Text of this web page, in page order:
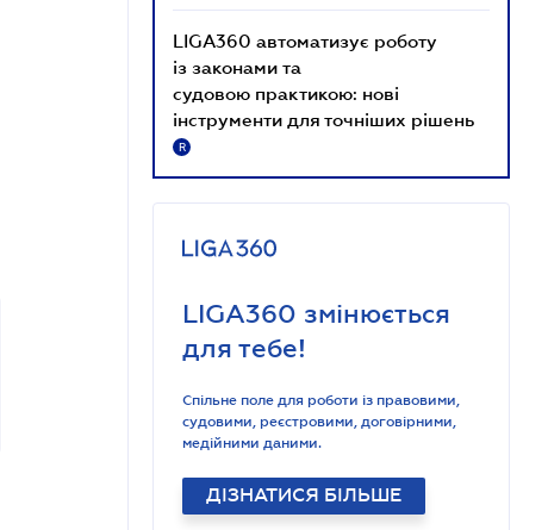
LIGA360 автоматизує роботу
із законами та
судовою практикою: нові
інструменти для точніших рішень
R
LIGA360 змінюється
для тебе!
Спільне поле для роботи із правовими,
судовими, реєстровими, договірними,
медійними даними.
ДІЗНАТИСЯ БІЛЬШЕ